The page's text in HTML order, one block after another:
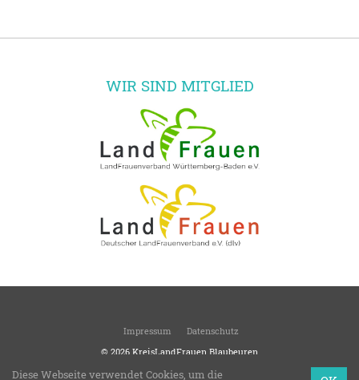
WIR SIND MITGLIED
Impressum
Datenschutz
© 2026 KreisLandFrauen Blaubeuren
Diese Webseite verwendet Cookies, um die